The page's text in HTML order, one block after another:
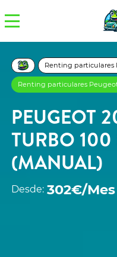
Renting particulares
Renting particulares
PEUGEOT
TURBO 100
(MANUAL)
Desde: 302€/Mes